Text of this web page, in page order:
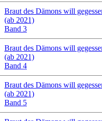
Braut des Dämons will
(ab 2021)
Band 3
Braut des Dämons will
(ab 2021)
Band 4
Braut des Dämons will
(ab 2021)
Band 5